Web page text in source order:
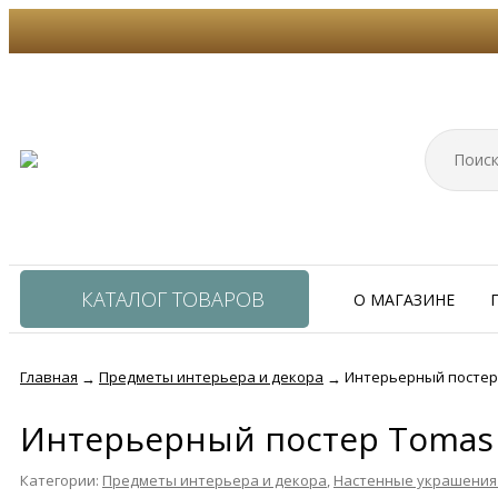
КАТАЛОГ ТОВАРОВ О МАГАЗИНЕ
Главная → Предметы интерьера и декора → Интерьерный
Интерьерный постер
Категории: Предметы интерьера и декора Настенные